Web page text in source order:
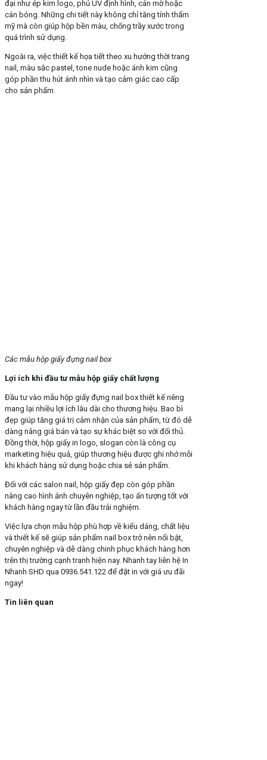
đại như ép kim logo, phủ UV định hình, cán mờ hoặc
cán bóng. Những chi tiết này không chỉ tăng tính thẩm
mỹ mà còn giúp hộp bền màu, chống trầy xước trong
quá trình sử dụng.
Ngoài ra, việc thiết kế họa tiết theo xu hướng thời trang
nail, màu sắc pastel, tone nude hoặc ánh kim cũng
góp phần thu hút ánh nhìn và tạo cảm giác cao cấp
cho sản phẩm.
Các mẫu hộp giấy đựng nail box
Lợi ích khi đầu tư mẫu hộp giấy chất lượng
Đầu tư vào mẫu hộp giấy đựng nail box thiết kế riêng
mang lại nhiều lợi ích lâu dài cho thương hiệu. Bao bì
đẹp giúp tăng giá trị cảm nhận của sản phẩm, từ đó dễ
dàng nâng giá bán và tạo sự khác biệt so với đối thủ.
Đồng thời, hộp giấy in logo, slogan còn là công cụ
marketing hiệu quả, giúp thương hiệu được ghi nhớ mỗi
khi khách hàng sử dụng hoặc chia sẻ sản phẩm.
Đối với các salon nail, hộp giấy đẹp còn góp phần
nâng cao hình ảnh chuyên nghiệp, tạo ấn tượng tốt với
khách hàng ngay từ lần đầu trải nghiệm.
Việc lựa chọn mẫu hộp phù hợp về kiểu dáng, chất liệu
và thiết kế sẽ giúp sản phẩm nail box trở nên nổi bật,
chuyên nghiệp và dễ dàng chinh phục khách hàng hơn
trên thị trường cạnh tranh hiện nay. Nhanh tay liên hệ In
Nhanh SHD qua 0936.541.122 để đặt in với giá ưu đãi
ngay!
Tin liên quan